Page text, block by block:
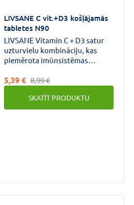
LIVSANE C vit.+D3 košļājamās
tabletes N90
LIVSANE Vitamin C + D3 satur
uzturvielu kombināciju, kas
piemērota imūnsistēmas
vitamīns veicina normālu
imūnsistēmas darbību.
5,39 € 8,99 €
SKATĪT PRODUKTU